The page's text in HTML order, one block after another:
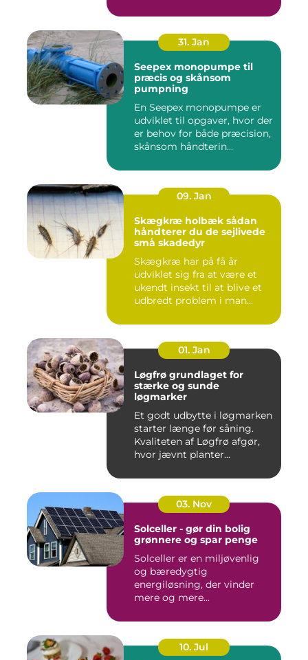
31. Jan
Seepex monopumpe til
præcis og skånsom
pumpning
En Seepex monopumpe er
udviklet til opgaver, hvor der
er behov for både præcision,
skånsom håndterin...
09. Jan
Skægkræ holbæk sådan
håndterer du de sejlivede
små skadedyr
Skægkræ har på få år
udviklet sig fra at være et
ukendt insekt til at blive et
udbredt problem i man...
01. Jan
Løgfrø grundlaget for
stærke og sunde
løgmarker
Et godt udbytte i løgmarken
starter længe før såning.
Kvaliteten af Løgfrø afgør,
hvor jævnt planter...
03. Nov
Solceller - gør din bolig
grønnere og spar penge
Solceller er en miljøvenlig
og bæredygtig
energiløsning, der vinder
mere og mere...
10. Jul